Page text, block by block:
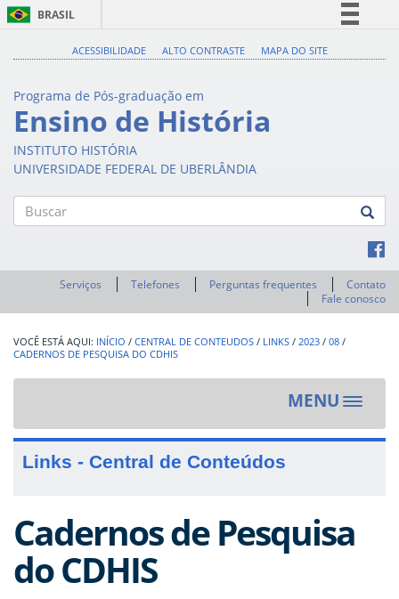
BRASIL
Acesso à informação
ACESSIBILIDADE ALTO CONTRASTE MAPA DO SITE
Programa de Pós-graduação em
Ensino de História
INSTITUTO HISTÓRIA
UNIVERSIDADE FEDERAL DE UBERLÂNDIA
Serviços Telefones Perguntas frequentes
Contato
Fale conosco
INÍCIO / CENTRAL DE CONTEUDOS / LINKS / 2023 / 08 /
CADERNOS DE PESQUISA DO CDHIS
MENU
Toggle
Links - Central de Conteúdos
Cadernos de Pesquisa
do CDHIS